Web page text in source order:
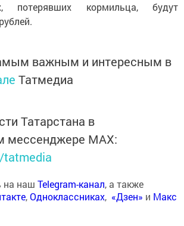
потерявших кормильца, будут
важным и интересным в
Татмедиа
Татарстана в
мессенджере MАХ:
на наш Telegram-канал, а также
,Одноклассниках, «Дзен» и Макс